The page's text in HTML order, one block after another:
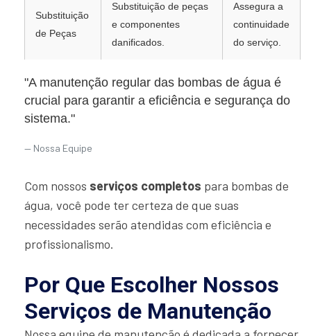
Substituição
de Peças
Substituição de peças
e componentes
danificados.
Assegura a
continuidade
do serviço.
"A manutenção regular das bombas de água é
crucial para garantir a eficiência e segurança do
sistema."
Nossa Equipe
Com nossos serviços completos para bombas de
água, você pode ter certeza de que suas
necessidades serão atendidas com eficiência e
profissionalismo.
Por Que Escolher Nossos
Serviços de Manutenção